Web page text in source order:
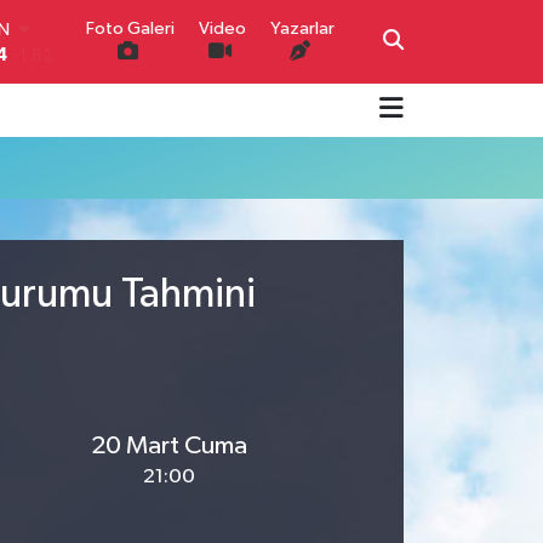
0
Foto Galeri Video Yazarlar
Tahmini
20 Mart Cuma
21:00